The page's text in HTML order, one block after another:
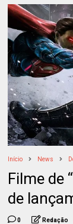
Início News
Filme de
de
0 Redação